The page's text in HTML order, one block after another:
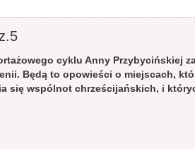
cyklu Anny Przybycińskiej
Będą to opowieści o miejscach,
się wspólnot chrześcijańskich, i